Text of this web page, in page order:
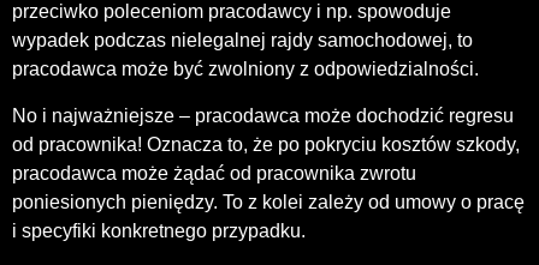
przeciwko poleceniom pracodawcy i np. spowoduje
wypadek podczas nielegalnej rajdy samochodowej, to
pracodawca może być zwolniony z odpowiedzialności.
No i najważniejsze – pracodawca może dochodzić regresu
od pracownika! Oznacza to, że po pokryciu kosztów szkody,
pracodawca może żądać od pracownika zwrotu
poniesionych pieniędzy. To z kolei zależy od umowy o pracę
i specyfiki konkretnego przypadku.